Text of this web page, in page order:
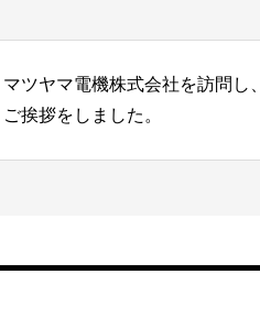
マツヤマ電機株式会社を訪問し、
ご挨拶をしました。